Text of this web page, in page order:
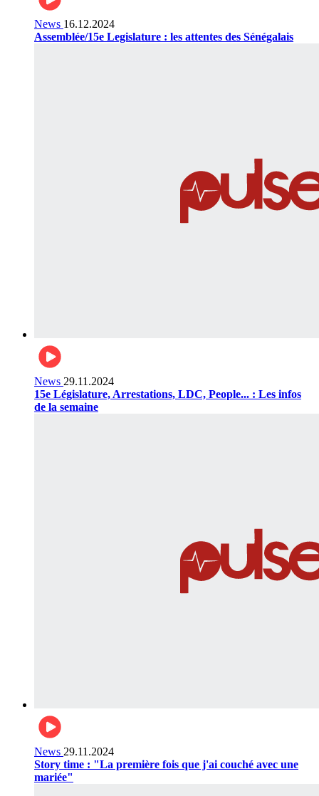
News 16.12.2024
Assemblée/15e Legislature : les attentes des Sénégalais
News 29.11.2024
15e Législature, Arrestations, LDC, People... : Les infos
de la semaine
News 29.11.2024
Story time : "La première fois que j'ai couché avec une
mariée"